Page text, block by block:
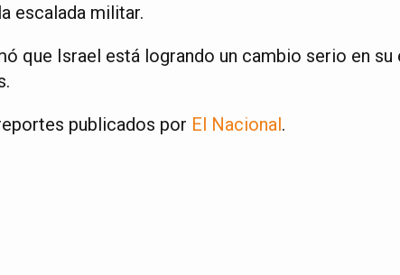
escalada militar.
que Israel está logrando un cambio serio en
publicados por El Nacional.